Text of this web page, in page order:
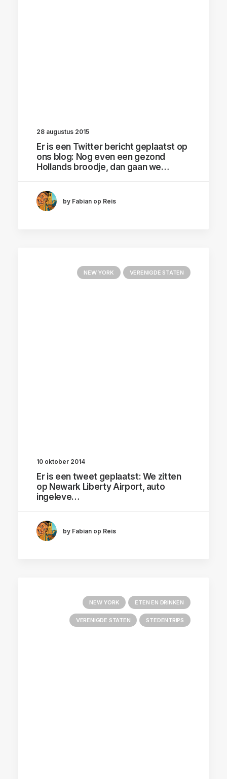
28 augustus 2015
Er is een Twitter bericht geplaatst op
ons blog: Nog even een gezond
Hollands broodje, dan gaan we…
by Fabian op Reis
NEW YORK VERENIGDE STATEN
10 oktober 2014
Er is een tweet geplaatst: We zitten
op Newark Liberty Airport, auto
ingeleve…
by Fabian op Reis
NEW YORK ETEN EN DRINKEN
VERENIGDE STATEN STEDENTRIPS